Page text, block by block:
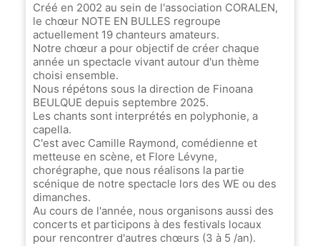
Créé en 2002 au sein de l'association CORALEN,
le chœur NOTE EN BULLES regroupe
actuellement 19 chanteurs amateurs.
Notre chœur a pour objectif de créer chaque
année un spectacle vivant autour d'un thème
choisi ensemble.
Nous répétons sous la direction de Finoana
BEULQUE depuis septembre 2025.
Les chants sont interprétés en polyphonie, a
capella.
C'est avec Camille Raymond, comédienne et
metteuse en scène, et Flore Lévyne,
chorégraphe, que nous réalisons la partie
scénique de notre spectacle lors des WE ou des
dimanches.
Au cours de l'année, nous organisons aussi des
concerts et participons à des festivals locaux
pour rencontrer d'autres chœurs (3 à 5 /an).